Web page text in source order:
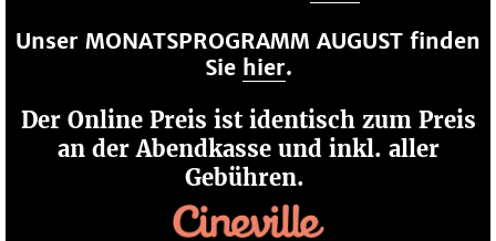
Unser MONATSPROGRAMM AUGUST finden
Sie hier.
Der Online Preis ist identisch zum Preis
an der Abendkasse und inkl. aller
Gebühren.